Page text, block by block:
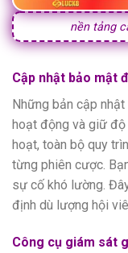
nền tảng
Cập nhật bảo mật
Những bản cập
hoạt động và giữ
hoạt, toàn bộ quy
từng phiên cược.
sự cố khó lường.
định dù lượng hội
Công cụ giám sát